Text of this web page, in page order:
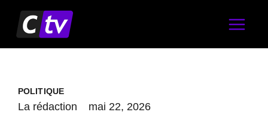
contenu
POLITIQUE
La rédaction mai 22, 2026